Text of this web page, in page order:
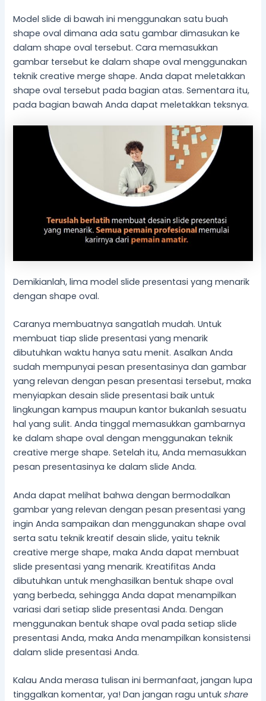
Model slide di bawah ini menggunakan satu buah
shape oval dimana ada satu gambar dimasukan ke
dalam shape oval tersebut. Cara memasukkan
gambar tersebut ke dalam shape oval menggunakan
teknik creative merge shape. Anda dapat meletakkan
shape oval tersebut pada bagian atas. Sementara itu,
pada bagian bawah Anda dapat meletakkan teksnya.
Demikianlah, lima model slide presentasi yang menarik
dengan shape oval.
Caranya membuatnya sangatlah mudah. Untuk
membuat tiap slide presentasi yang menarik
dibutuhkan waktu hanya satu menit. Asalkan Anda
sudah mempunyai pesan presentasinya dan gambar
yang relevan dengan pesan presentasi tersebut, maka
menyiapkan desain slide presentasi baik untuk
lingkungan kampus maupun kantor bukanlah sesuatu
hal yang sulit. Anda tinggal memasukkan gambarnya
ke dalam shape oval dengan menggunakan teknik
creative merge shape. Setelah itu, Anda memasukkan
pesan presentasinya ke dalam slide Anda.
Anda dapat melihat bahwa dengan bermodalkan
gambar yang relevan dengan pesan presentasi yang
ingin Anda sampaikan dan menggunakan shape oval
serta satu teknik kreatif desain slide, yaitu teknik
creative merge shape, maka Anda dapat membuat
slide presentasi yang menarik. Kreatifitas Anda
dibutuhkan untuk menghasilkan bentuk shape oval
yang berbeda, sehingga Anda dapat menampilkan
variasi dari setiap slide presentasi Anda. Dengan
menggunakan bentuk shape oval pada setiap slide
presentasi Anda, maka Anda menampilkan konsistensi
dalam slide presentasi Anda.
Kalau Anda merasa tulisan ini bermanfaat, jangan lupa
tinggalkan komentar, ya! Dan jangan ragu untukshare